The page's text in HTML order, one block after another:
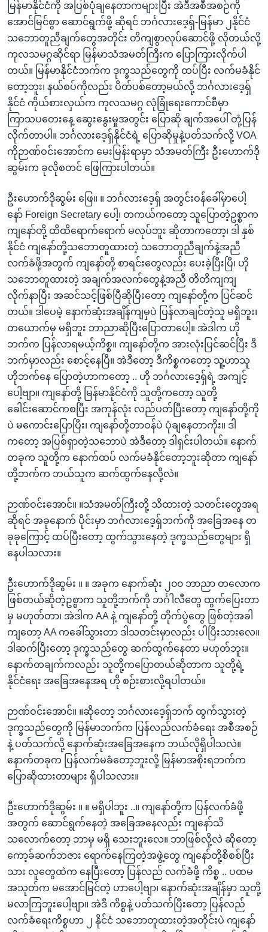
နေရာ
သို့
ကျော်
ရန်
မြန်မာနိုင်ငံကို အပြစ်ပုံချနေတာကများပြီး အဲဒီအစီအစဉ်ကို
အောင်မြင်စွာ ဆောင်ရွက်ဖို့ ဆိုရင် ဘင်္ဂလားဒေ့ရှ်-မြန်မာ ၂နိုင်ငံ
သဘောတူညီချက်တွေအတိုင်း တိကျစွာလုပ်ဆောင်ဖို့ လိုတယ်လို့
ကုလသမဂ္ဂဆိုင်ရာ မြန်မာသံအမတ်ကြီးက ပြောကြားလိုက်ပါ
တယ်။ မြန်မာနိုင်ငံဘက်က ဒုက္ခသည်တွေကို ထပ်ပြီး လက်မခံနိုင်
တော့ဘူး၊ နယ်စပ်ကိုလည်း ပိတ်ပစ်တော့မယ်လို့ ဘင်္ဂလားဒေ့ရှ်
နိုင်ငံ ကိုယ်စားလှယ်က ကုလသမဂ္ဂ လုံခြုံရေးကောင်စီမှာ
ကြာသပတေးနေ့ ဆွေးနွေးမှုအတွင်း ပြောဆို ချက်အပေါ် တုံ့ပြန်
လိုက်တာပါ။ ဘင်္ဂလားဒေ့ရှ်နိုင်ငံရဲ့ ပြောဆိုမှုနဲ့ပတ်သက်လို့ VOA
ကိုဉာဏ်ဝင်းအောင်က မေးမြန်းရာမှာ သံအမတ်ကြီး ဦးဟောက်ဒို
ဆွမ်းက ခုလိုစတင် ဖြေကြားပါတယ်။
ဦးဟောက်ဒိုဆွမ်း ဖြေ။ ။ ဘင်္ဂလားဒေ့ရှ် အတွင်းဝန်ခေါ်မှာပေါ့
နော် Foreign Secretary ပေါ့၊ တကယ်ကတော့ သူပြောတဲ့ဥစ္စာက
ကျနော်တို့ ထိထိရောက်ရောက် မလုပ်ဘူး ဆိုတာကတော့၊ ဒါ နှစ်
နိုင်ငံ ကျနော်တို့သဘောတူထားတဲ့ သဘောတူညီချက်နဲ့အညီ
လက်ခံဖို့အတွက် ကျနော်တို့ စာရင်းတွေလည်း ပေးခဲ့ပြီးပြီ၊ ဟို
သဘောတူထားတဲ့ အချက်အလက်တွေနဲ့အညီ တိတိကျကျ
လိုက်နာပြီး အဆင်သင့်ဖြစ်ပြီဆိုပြီးတော့ ကျနော်တို့က ပြင်ဆင်
တယ်။ ဒါပေမဲ့ နောက်ဆုံးအချိန်ကျမှပဲ ပြန်လာချင်တဲ့သူ မရှိဘူး၊
တယောက်မှ မရှိဘူး ဘာညာဆိုပြီးပြောတာပေါ့။ အဲဒါက ဟို
ဘက်က ပြန်လာရမယ့်ကိစ္စ။ ကျနော်တို့က အားလုံးပြင်ဆင်ပြီး ဒီ
ဘက်မှာလည်း စောင့်နေပြီ။ အဲဒီတော့ ဒီကိစ္စကတော့ သူ့ဟာသူ
ဟိုဘက်နေ ပြောတဲ့ဟာကတော့ .. ဟို ဘင်္ဂလားဒေ့ရှ်ရဲ့ အကျင့်
ပေါ့ဗျာ။ ကျနော်တို့ မြန်မာနိုင်ငံကို သူတို့ကတော့ သူတို့
ခေါင်းဆောင်ကစပြီး အကုန်လုံး လည်ပတ်ပြီးတော့ ကျနော်တို့ကို
ပဲ မကောင်းပြောပြီး၊ ကျနော်တို့တာဝန်ပဲ ပုံချနေတာကိုး။ ဒါ
ကတော့ အပြစ်ရှာတဲ့သဘောပဲ အဲဒီတော့ ဒါရှင်းပါတယ်။ နောက်
တခုက သူတို့က နောက်ထပ် လက်မခံနိုင်တော့ဘူးဆိုတာ ကျနော်
တို့ဘက်က ဘယ်သူက ဆက်ထွက်နေလို့လဲ။
ဉာဏ်ဝင်းအောင်။ ။သံအမတ်ကြီးတို့ သိထားတဲ့ သတင်းတွေအရ
ဆိုရင် အခုနောက် ပိုင်းမှာ ဘင်္ဂလားဒေ့ရှ်ဘက်ကို အခြေအနေ တ
ခုခုကြောင့် ထပ်ပြီးတော့ ထွက်သွားနေတဲ့ ဒုက္ခသည်တွေများ ရှိ
နေပါသလား။
ဦးဟောက်ဒိုဆွမ်း ။ ။ အခုက နောက်ဆုံး ၂၀၀ ဘာညာ တလောက
ဖြစ်တယ်ဆိုတဲ့ဥစ္စာက သူတို့ဘက်ကို ဘင်္ဂါလီတွေ ထွက်ပြေးတာ
မှ မဟုတ်တာ၊ အဲဒါက AA နဲ့ ကျနော်တို့ တိုက်ပွဲတွေ ဖြစ်တဲ့အခါ
ကျတော့ AA ကခေါ်သွားတာ ဒါသတင်းမှာလည်း ပါပြီးသားလေ။
ဒါဆက်ပြီးတော့ ဒုက္ခသည်တွေ ဆက်ထွက်နေတာ မဟုတ်ဘူး။
နောက်တချက်ကလည်း သူတို့ကပြောတယ်ဆိုတာက သူတို့ရဲ့
နိုင်ငံရေး အခြေအနေအရ ဟို စဉ်းစားလို့ရပါတယ်။
ဉာဏ်ဝင်းအောင်။ ။ဆိုတော့ ဘင်္ဂလားဒေ့ရှ်ဘက် ထွက်သွားတဲ့
ဒုက္ခသည်တွေကို မြန်မာဘက်က ပြန်လည်လက်ခံရေး အစီအစဉ်
နဲ့ ပတ်သက်လို့ နောက်ဆုံးအခြေအနေက ဘယ်လိုရှိပါသလဲ။
နောက်တခုက ပြန်လက်မခံတော့ဘူးလို့ မြန်မာအစိုးရဘက်က
ပြောဆိုထားတာများ ရှိပါသလား။
ဦးဟောက်ဒိုဆွမ်း ။ ။ မရှိပါဘူး ..။ ကျနော်တို့က ပြန်လက်ခံဖို့
အတွက် ဆောင်ရွက်နေတဲ့ အခြေအနေလည်း ကျနော်သိ
သလောက်တော့ ဘာမှ မရှိ သေးဘူးလေ။ ဘာဖြစ်လို့လဲ ဆိုတော့
ကော့ခ်ဆက်ဘဇား ရောက်နေကြတဲ့အဖွဲ့တွေ ကျနော်တို့စိစစ်ပြီး
သား လူတွေထဲက နေပြီးတော့ ပြန်လည် လက်ခံဖို့ ကိစ္စ .. ပထမ
အသုတ်က မအောင်မြင်တဲ့ ဟာပေါ့ဗျာ၊ နောက်ဆုံးအချိန်မှာ သူတို့
မလာကြဘူးပေါ့ဗျာ။ အဲဒီ ကိစ္စနဲ့ ပတ်သက်ပြီးတော့ ပြန်လည်
လက်ခံရေးကိစ္စဟာ ၂ နိုင်ငံ သဘောတူထားတဲ့အတိုင်းပဲ ကျနော်